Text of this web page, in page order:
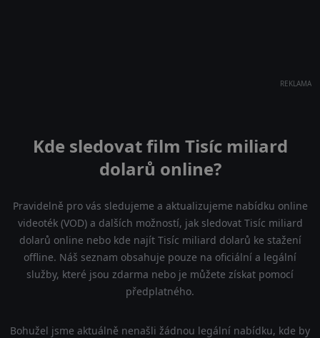
REKLAMA
Kde sledovat film Tisíc miliard
dolarů online?
Pravidelně pro vás sledujeme a aktualizujeme nabídku online
videoték (VOD) a dalších možností, jak sledovat Tisíc miliard
dolarů online nebo kde najít Tisíc miliard dolarů ke stažení
offline. Náš seznam obsahuje pouze na oficiální a legální
služby, které jsou zdarma nebo je můžete získat pomocí
předplatného.
Bohužel jsme aktuálně nenašli žádnou legální nabídku, kde by